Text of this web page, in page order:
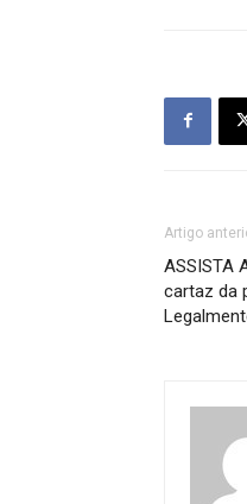
Artigo
ASSISTA
cartaz da